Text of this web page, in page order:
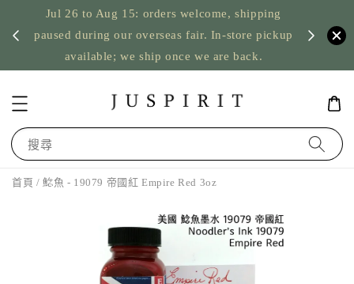
Jul 26 to Aug 15: orders welcome, shipping
paused during our overseas fair. In-store pickup
available; we ship once we are back.
US
搜尋
首頁 / 鯰魚 - 19079 帝國紅 Empire Red 3oz